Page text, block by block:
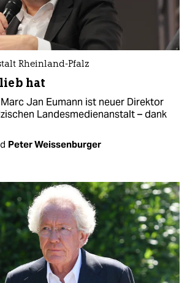
Rheinland-Pfalz
hat
Jan Eumann ist neuer Direktor
Landesmedienanstalt – dank
Peter Weissenburger